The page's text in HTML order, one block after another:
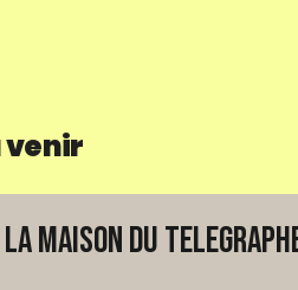
venir
Maison du